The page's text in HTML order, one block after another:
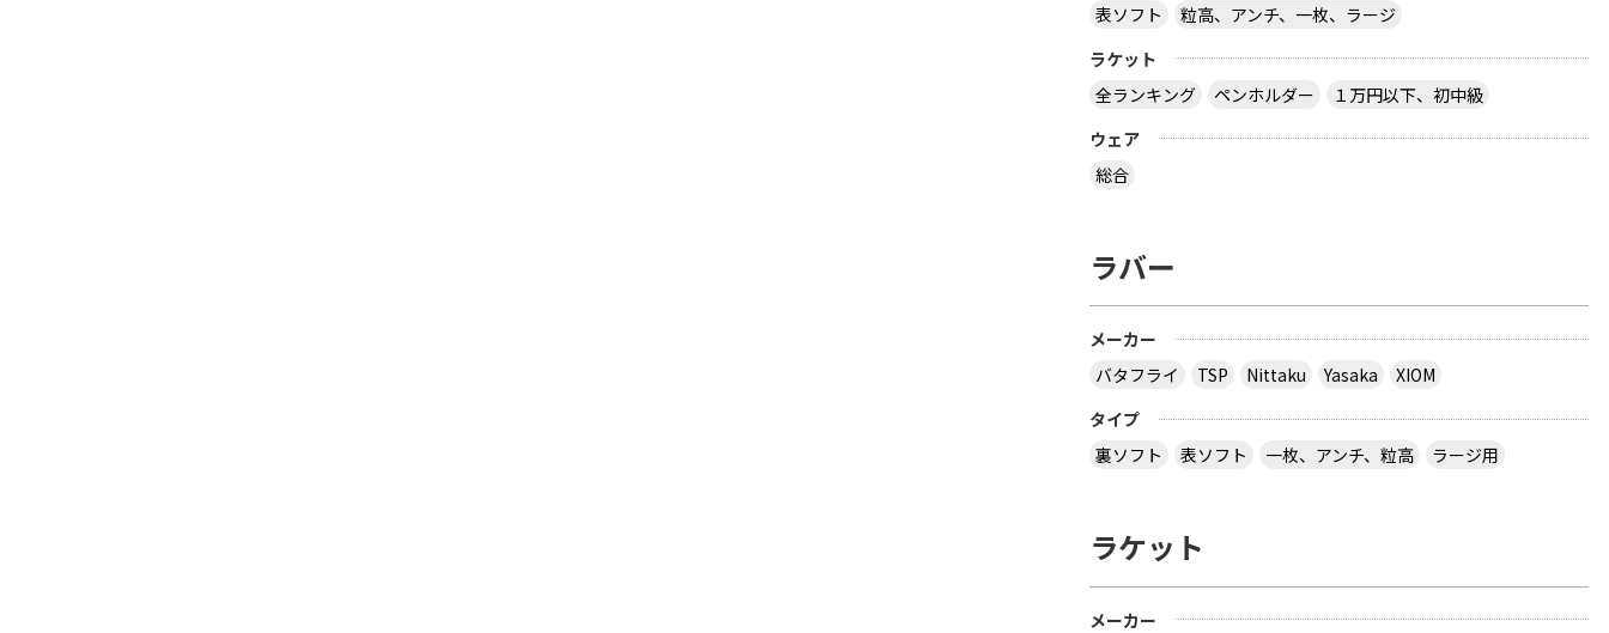
表ソフト
粒高、アンチ、一枚、ラージ
ラケット
全ランキング
ペンホルダー
１万円以下、初中級
ウェア
総合
ラバー
メーカー
バタフライ
TSP Nittaku Yasaka
XIOM
タイプ
裏ソフト
表ソフト 一枚、アンチ、粒高 ラージ用
ラケット
メーカー